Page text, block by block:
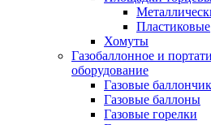
Пластиковые
Хомуты
Газобаллонное и
оборудование
Газовые
Газовые баллоны
Газовые горелки